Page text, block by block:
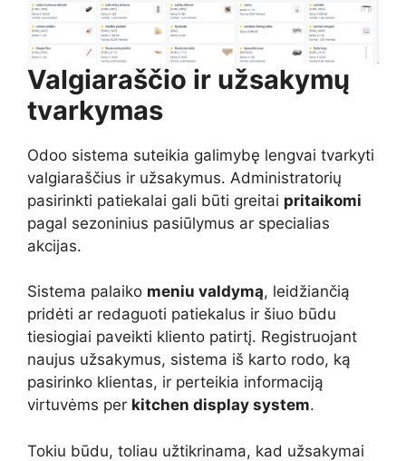
Valgiaraščio ir užsakymų
tvarkymas
Odoo sistema suteikia galimybę lengvai tvarkyti
valgiaraščius ir užsakymus. Administratorių
pasirinkti patiekalai gali būti greitai pritaikomi
pagal sezoninius pasiūlymus ar specialias
akcijas.
Sistema palaiko meniu valdymą, leidžiančią
pridėti ar redaguoti patiekalus ir šiuo būdu
tiesiogiai paveikti kliento patirtį. Registruojant
naujus užsakymus, sistema iš karto rodo, ką
pasirinko klientas, ir perteikia informaciją
virtuvėms per kitchen display system.
Tokiu būdu, toliau užtikrinama, kad užsakymai